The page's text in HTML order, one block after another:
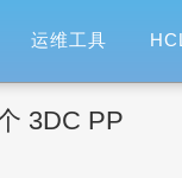
运维工具
3DC PP